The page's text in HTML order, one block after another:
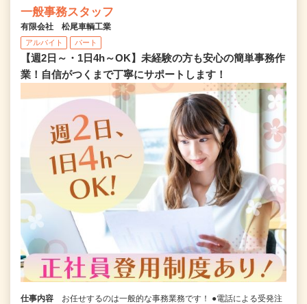
一般事務スタッフ
有限会社 松尾車輌工業
アルバイト パート
【週2日～・1日4h～OK】未経験の方も安心の簡単事務作
業！自信がつくまで丁寧にサポートします！
仕事内容
お任せするのは一般的な事務業務です！ ●電話による受発注